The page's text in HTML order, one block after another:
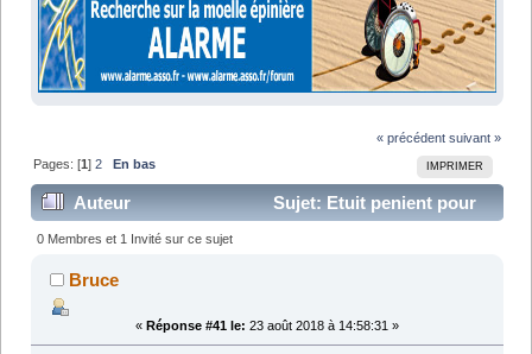
« précédent suivant »
IMPRIMER
Pages: [1]2 En bas
Auteur
Sujet: Etuit penient pour
heterosondage (Lu 43316 fois)
0 Membres et 1 Invité sur ce sujet
Bruce
« Réponse #41 le: 23 août 2018 à 14:58:31 »